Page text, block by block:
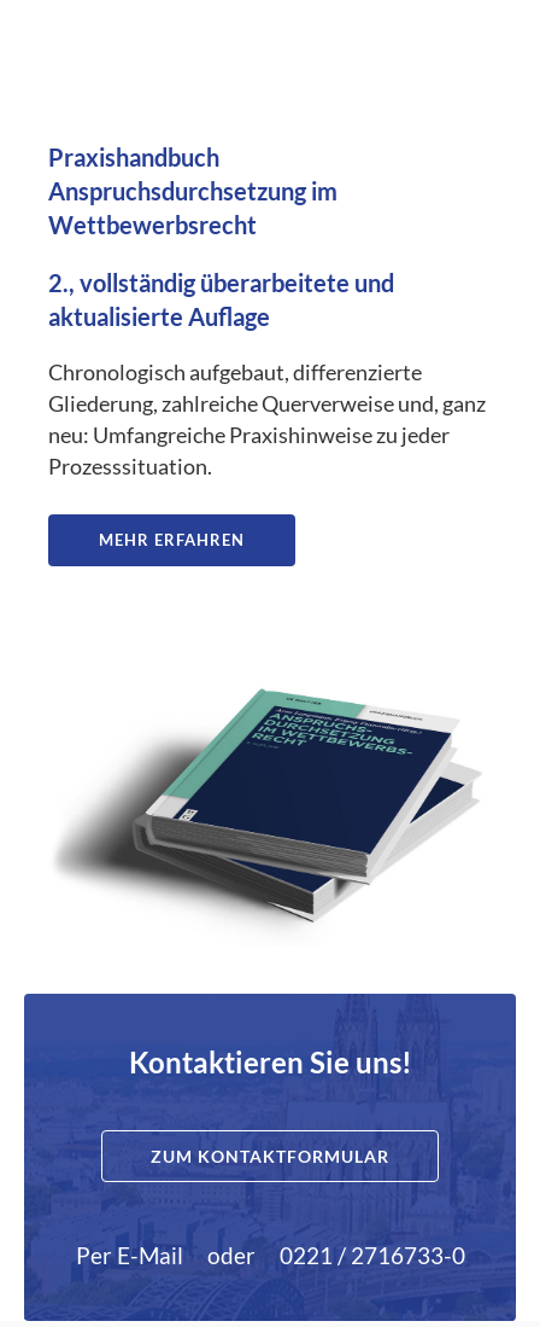
Praxishandbuch
Anspruchsdurchsetzung im
Wettbewerbsrecht
2., vollständig überarbeitete und
aktualisierte Auflage
Chronologisch aufgebaut, differenzierte
Gliederung, zahlreiche Querverweise und, ganz
neu: Umfangreiche Praxishinweise zu jeder
Prozesssituation.
MEHR ERFAHREN
Kontaktieren Sie uns!
ZUM KONTAKTFORMULAR
Per E-Mail oder 0221 / 2716733-0